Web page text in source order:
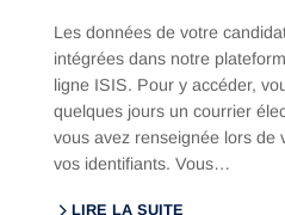
Les données de votre
intégrées dans notre
ligne ISIS. Pour y accéder,
quelques jours un courrier
vous avez renseignée lors de
vos identifiants. Vous…
LIRE LA SUITE